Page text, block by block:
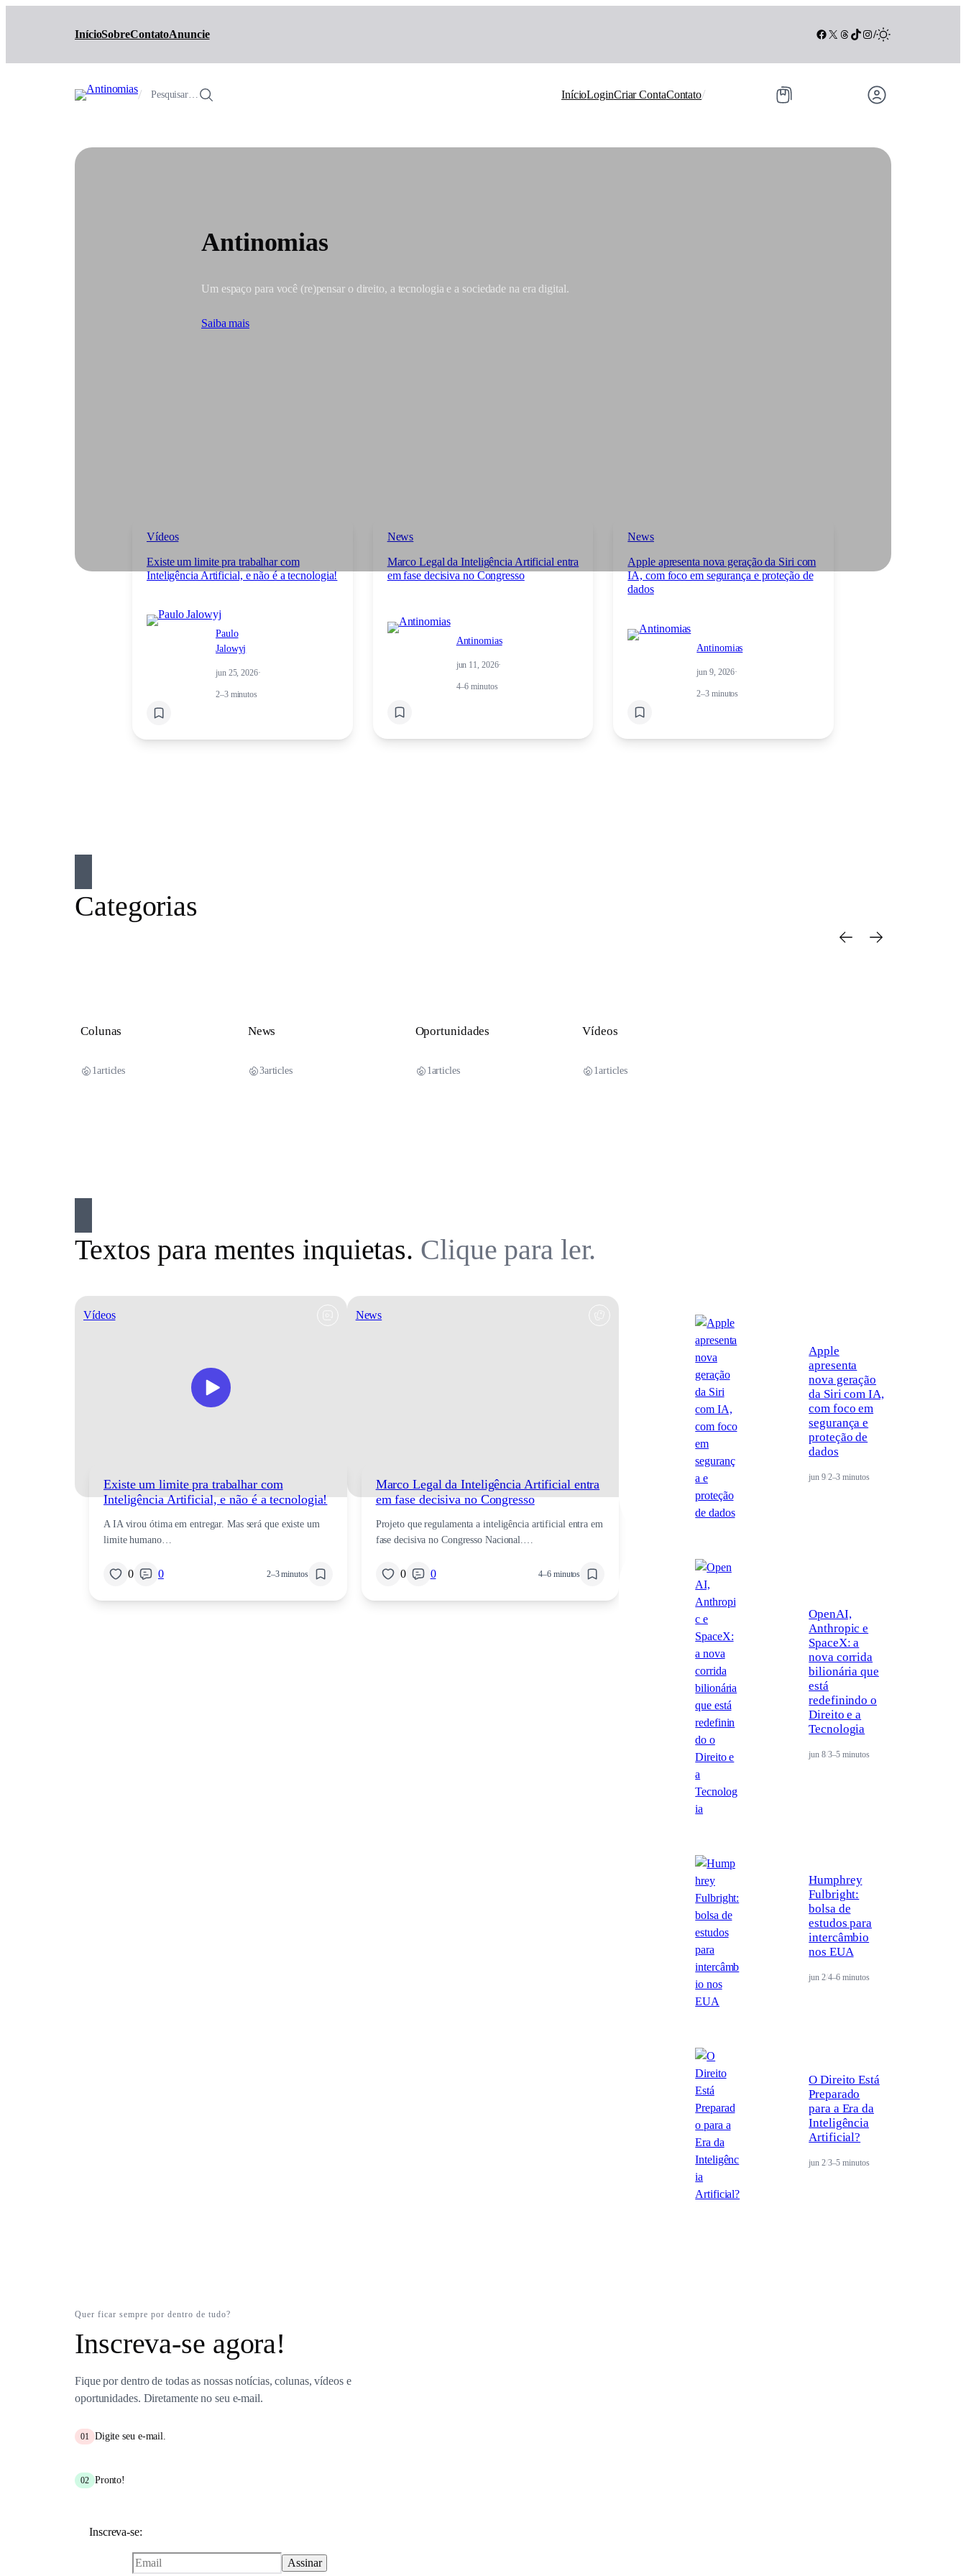
conteúdo
InícioSobreContatoAnuncie Facebook
X Threads
TikTok
Instagram
/
/ Pesquisar… InícioLoginCriar ContaContato/
Antinomias
Um espaço para você (re)pensar o direito, a tecnologia e a sociedade na era digital.
Saiba mais
Vídeos
Existe um limite pra trabalhar com
Inteligência Artificial, e não é a tecnologia!
Paulo
Jalowyj
jun 25, 2026·
2–3 minutos
News
Marco Legal da Inteligência Artificial entra
em fase decisiva no Congresso
Antinomias
jun 11, 2026·
4–6 minutos
News
Apple apresenta nova geração da Siri com
IA, com foco em segurança e proteção de
dados
Antinomias
jun 9, 2026·
2–3 minutos
Categorias
Colunas
1articles
News
3articles
Oportunidades
1articles
Vídeos
1articles
Textos para mentes inquietas. Clique para ler.
Vídeos
Existe um limite pra trabalhar com
Inteligência Artificial, e não é a tecnologia!
A IA virou ótima em entregar. Mas será que existe um
limite humano…
0 0 2–3 minutos
News
Marco Legal da Inteligência Artificial entra
em fase decisiva no Congresso
Projeto que regulamenta a inteligência artificial entra em
fase decisiva no Congresso Nacional.…
0 0 4–6 minutos
Apple
apresenta
nova geração
da Siri com IA,
com foco em
segurança e
proteção de
dados
jun 9/2–3 minutos
OpenAI,
Anthropic e
SpaceX: a
nova corrida
bilionária que
está
redefinindo o
Direito e a
Tecnologia
jun 8/3–5 minutos
Humphrey
Fulbright:
bolsa de
estudos para
intercâmbio
nos EUA
jun 2/4–6 minutos
O Direito Está
Preparado
para a Era da
Inteligência
Artificial?
jun 2/3–5 minutos
Quer ficar sempre por dentro de tudo?
Inscreva-se agora!
Fique por dentro de todas as nossas notícias, colunas, vídeos e
oportunidades. Diretamente no seu e-mail.
01 Digite seu e-mail.
02 Pronto!
Inscreva-se: